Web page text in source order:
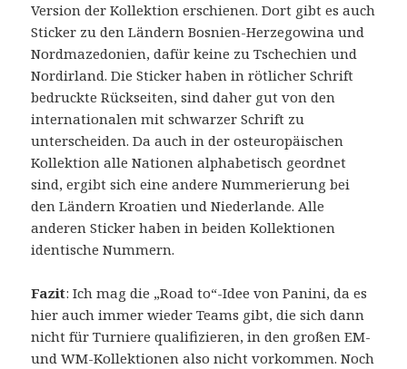
Version der Kollektion erschienen. Dort gibt es auch
Sticker zu den Ländern Bosnien-Herzegowina und
Nordmazedonien, dafür keine zu Tschechien und
Nordirland. Die Sticker haben in rötlicher Schrift
bedruckte Rückseiten, sind daher gut von den
internationalen mit schwarzer Schrift zu
unterscheiden. Da auch in der osteuropäischen
Kollektion alle Nationen alphabetisch geordnet
sind, ergibt sich eine andere Nummerierung bei
den Ländern Kroatien und Niederlande. Alle
anderen Sticker haben in beiden Kollektionen
identische Nummern.
Fazit: Ich mag die „Road to“-Idee von Panini, da es
hier auch immer wieder Teams gibt, die sich dann
nicht für Turniere qualifizieren, in den großen EM-
und WM-Kollektionen also nicht vorkommen. Noch